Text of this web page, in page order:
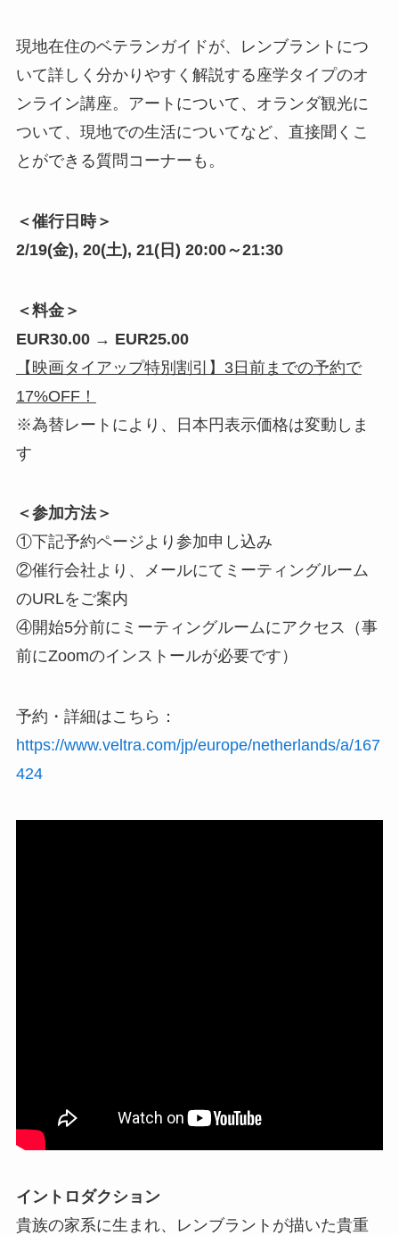
現地在住のベテランガイドが、レンブラントにつ
いて詳しく分かりやすく解説する座学タイプのオ
ンライン講座。アートについて、オランダ観光に
ついて、現地での生活についてなど、直接聞くこ
とができる質問コーナーも。
＜催行日時＞
2/19(金), 20(土), 21(日) 20:00～21:30
＜料金＞
EUR30.00 → EUR25.00
【映画タイアップ特別割引】3日前までの予約で
17%OFF！
※為替レートにより、日本円表示価格は変動しま
す
＜参加方法＞
①下記予約ページより参加申し込み
②催行会社より、メールにてミーティングルーム
のURLをご案内
④開始5分前にミーティングルームにアクセス（事
前にZoomのインストールが必要です）
予約・詳細はこちら：
https://www.veltra.com/jp/europe/netherlands/a/167
424
イントロダクション
貴族の家系に生まれ、レンブラントが描いた貴重